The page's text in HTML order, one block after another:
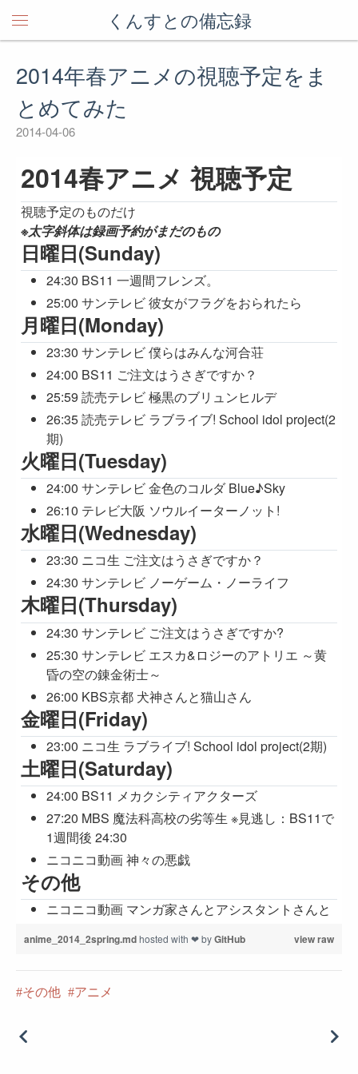
くんすとの備忘録
2014年春アニメの視聴予定をま
とめてみた
2014-04-06
2014春アニメ 視聴予定
視聴予定のものだけ
※太字斜体は録画予約がまだのもの
日曜日(Sunday)
24:30 BS11 一週間フレンズ。
25:00 サンテレビ 彼女がフラグをおられたら
月曜日(Monday)
23:30 サンテレビ 僕らはみんな河合荘
24:00 BS11 ご注文はうさぎですか？
25:59 読売テレビ 極黒のブリュンヒルデ
26:35 読売テレビ ラブライブ! School idol project(2
期)
火曜日(Tuesday)
24:00 サンテレビ 金色のコルダ Blue♪Sky
26:10 テレビ大阪 ソウルイーターノット!
水曜日(Wednesday)
23:30 ニコ生 ご注文はうさぎですか？
24:30 サンテレビ ノーゲーム・ノーライフ
木曜日(Thursday)
24:30 サンテレビ ご注文はうさぎですか?
25:30 サンテレビ エスカ&ロジーのアトリエ ～黄
昏の空の錬金術士～
26:00 KBS京都 犬神さんと猫山さん
金曜日(Friday)
23:00 ニコ生 ラブライブ! School idol project(2期)
土曜日(Saturday)
24:00 BS11 メカクシティアクターズ
27:20 MBS 魔法科高校の劣等生 ※見逃し：BS11で
1週間後 24:30
ニコニコ動画 神々の悪戯
その他
ニコニコ動画 マンガ家さんとアシスタントさんと
view raw
anime_2014_2spring.mdhosted with ❤ byGitHub
その他 アニメ